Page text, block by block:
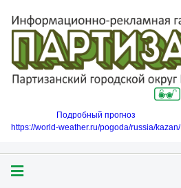
Подробный прогноз
https://world-weather.ru/pogoda/russia/kazan/